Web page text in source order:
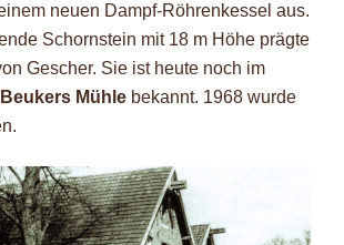
neuen Dampf-Röhrenkessel aus.
Schornstein mit 18 m Höhe prägte
Gescher. Sie ist heute noch im
Beukers Mühle bekannt. 1968 wurde